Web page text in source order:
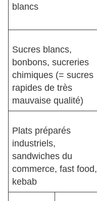
blancs
Sucres blancs,
bonbons, sucreries
chimiques (= sucres
rapides de très
mauvaise qualité)
Plats préparés
industriels,
sandwiches du
commerce, fast food,
kebab